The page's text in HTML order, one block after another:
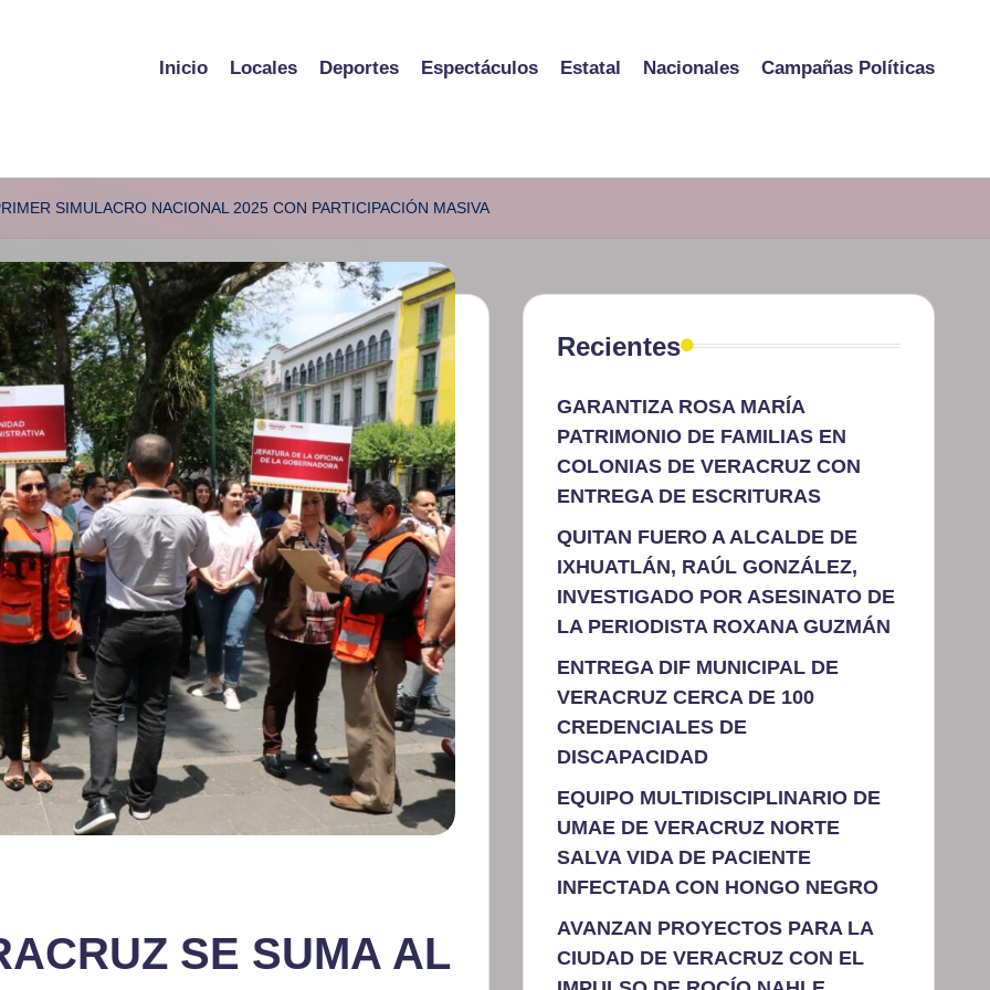
Inicio Locales Deportes Espectáculos Estatal Nacionales Campañas Políticas
SIMULACRO NACIONAL 2025 CON PARTICIPACIÓN MASIVA
SE SUMA AL
Recientes
GARANTIZA ROSA MARÍA
PATRIMONIO DE FAMILIAS EN
COLONIAS DE VERACRUZ CON
ENTREGA DE ESCRITURAS
QUITAN FUERO A ALCALDE DE
IXHUATLÁN, RAÚL GONZÁLEZ,
INVESTIGADO POR ASESINATO DE
LA PERIODISTA ROXANA GUZMÁN
ENTREGA DIF MUNICIPAL DE
VERACRUZ CERCA DE 100
CREDENCIALES DE
DISCAPACIDAD
EQUIPO MULTIDISCIPLINARIO DE
UMAE DE VERACRUZ NORTE
SALVA VIDA DE PACIENTE
INFECTADA CON HONGO NEGRO
AVANZAN PROYECTOS PARA LA
CIUDAD DE VERACRUZ CON EL